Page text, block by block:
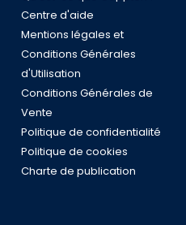
Centre d'aide
Mentions légales et
Conditions Générales
d'Utilisation
Conditions Générales de
Vente
Politique de confidentialité
Politique de cookies
Charte de publication